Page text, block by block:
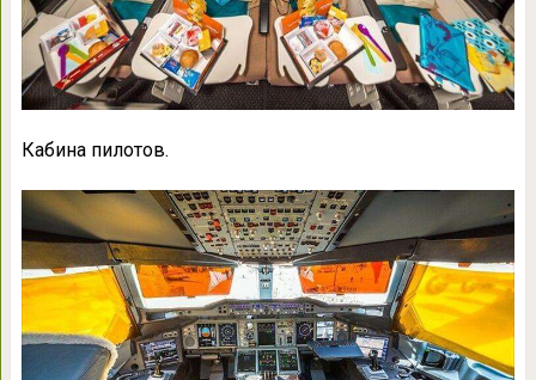
Кабина пилотов.